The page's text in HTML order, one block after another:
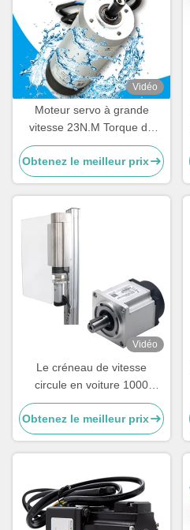
Vidéo
Moteur servo à grande
vitesse 23N.M Torque du
watt 6A IE4 de l'aimant
permanent 100
Obtenez le meilleur prix
Vidéo
Le créneau de vitesse
circule en voiture 1000
lignes que le créneau de
vitesse circule en voiture
0.64Nm le moteur servo
3000RPM
Obtenez le meilleur prix